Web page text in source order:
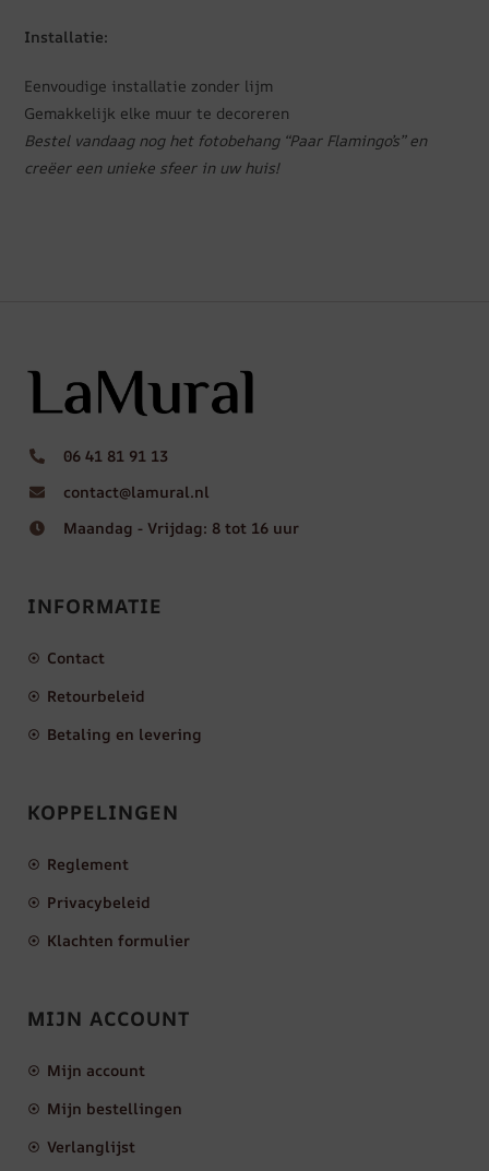
Installatie:
Eenvoudige installatie zonder lijm
Gemakkelijk elke muur te decoreren
Bestel vandaag nog het fotobehang “Paar Flamingo’s” en
creëer een unieke sfeer in uw huis!
06 41 81 91 13
contact@lamural.nl
Maandag - Vrijdag: 8 tot 16 uur
INFORMATIE
Contact
Retourbeleid
Betaling en levering
KOPPELINGEN
Reglement
Privacybeleid
Klachten formulier
MIJN ACCOUNT
Mijn account
Mijn bestellingen
Verlanglijst